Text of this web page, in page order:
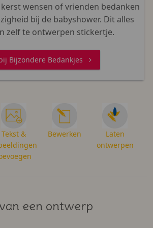
wensen of vrienden bedanken
bij de babyshower. Dit alles
zelf te ontwerpen stickertje.
Bijzondere Bedankjes
Tekst &
Bewerken
Laten
ontwerpen
een ontwerp